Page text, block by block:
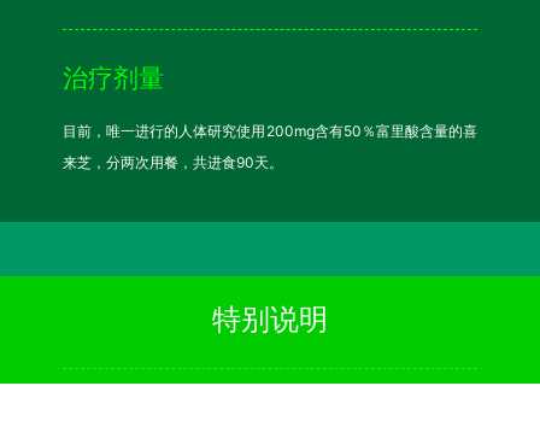
治疗剂量
目前，唯一进行的人体研究使用200mg含有50％富里酸含量的喜
来芝，分两次用餐，共进食90天。
特别说明